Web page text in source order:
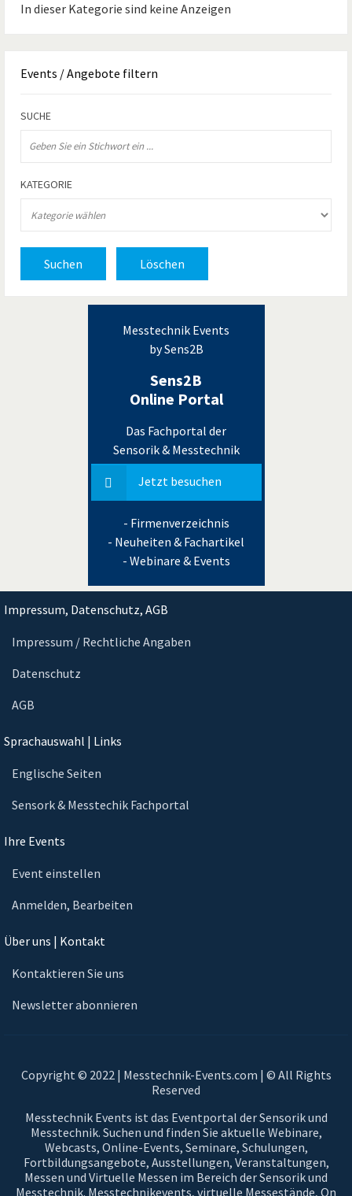
In dieser Kategorie sind keine Anzeigen
Events / Angebote filtern
SUCHE
KATEGORIE
Suchen Löschen
Messtechnik Events
by Sens2B
Sens2B
Online Portal
Das Fachportal der
Sensorik & Messtechnik
Jetzt besuchen
- Firmenverzeichnis
- Neuheiten & Fachartikel
- Webinare & Events
Impressum, Datenschutz, AGB
Impressum / Rechtliche Angaben
Datenschutz
AGB
Sprachauswahl | Links
Englische Seiten
Sensork & Messtechik Fachportal
Ihre Events
Event einstellen
Anmelden, Bearbeiten
Über uns | Kontakt
Kontaktieren Sie uns
Newsletter abonnieren
Copyright © 2022 | Messtechnik-Events.com | © All Rights
Reserved
Messtechnik Events ist das Eventportal der Sensorik und
Messtechnik. Suchen und finden Sie aktuelle Webinare,
Webcasts, Online-Events, Seminare, Schulungen,
Fortbildungsangebote, Ausstellungen, Veranstaltungen,
Messen und Virtuelle Messen im Bereich der Sensorik und
Messtechnik. Messtechnikevents, virtuelle Messestände, On